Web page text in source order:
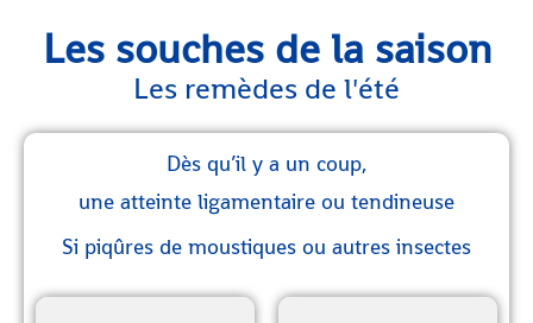
Les souches de la saison
Les remèdes de l'été
Dès qu’il y a un coup,
une atteinte ligamentaire ou tendineuse
Si piqûres de moustiques ou autres insectes